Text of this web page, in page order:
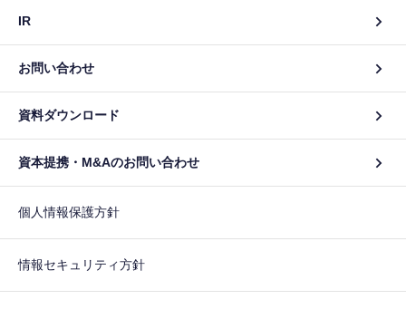
IR
お問い合わせ
資料ダウンロード
資本提携・M&Aのお問い合わせ
個人情報保護方針
情報セキュリティ方針